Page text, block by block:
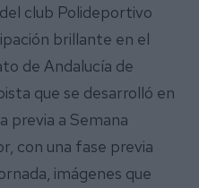
club Polideportivo
brillante en el
de Andalucía de
que se desarrolló en
previa a Semana
con una fase previa
imágenes que